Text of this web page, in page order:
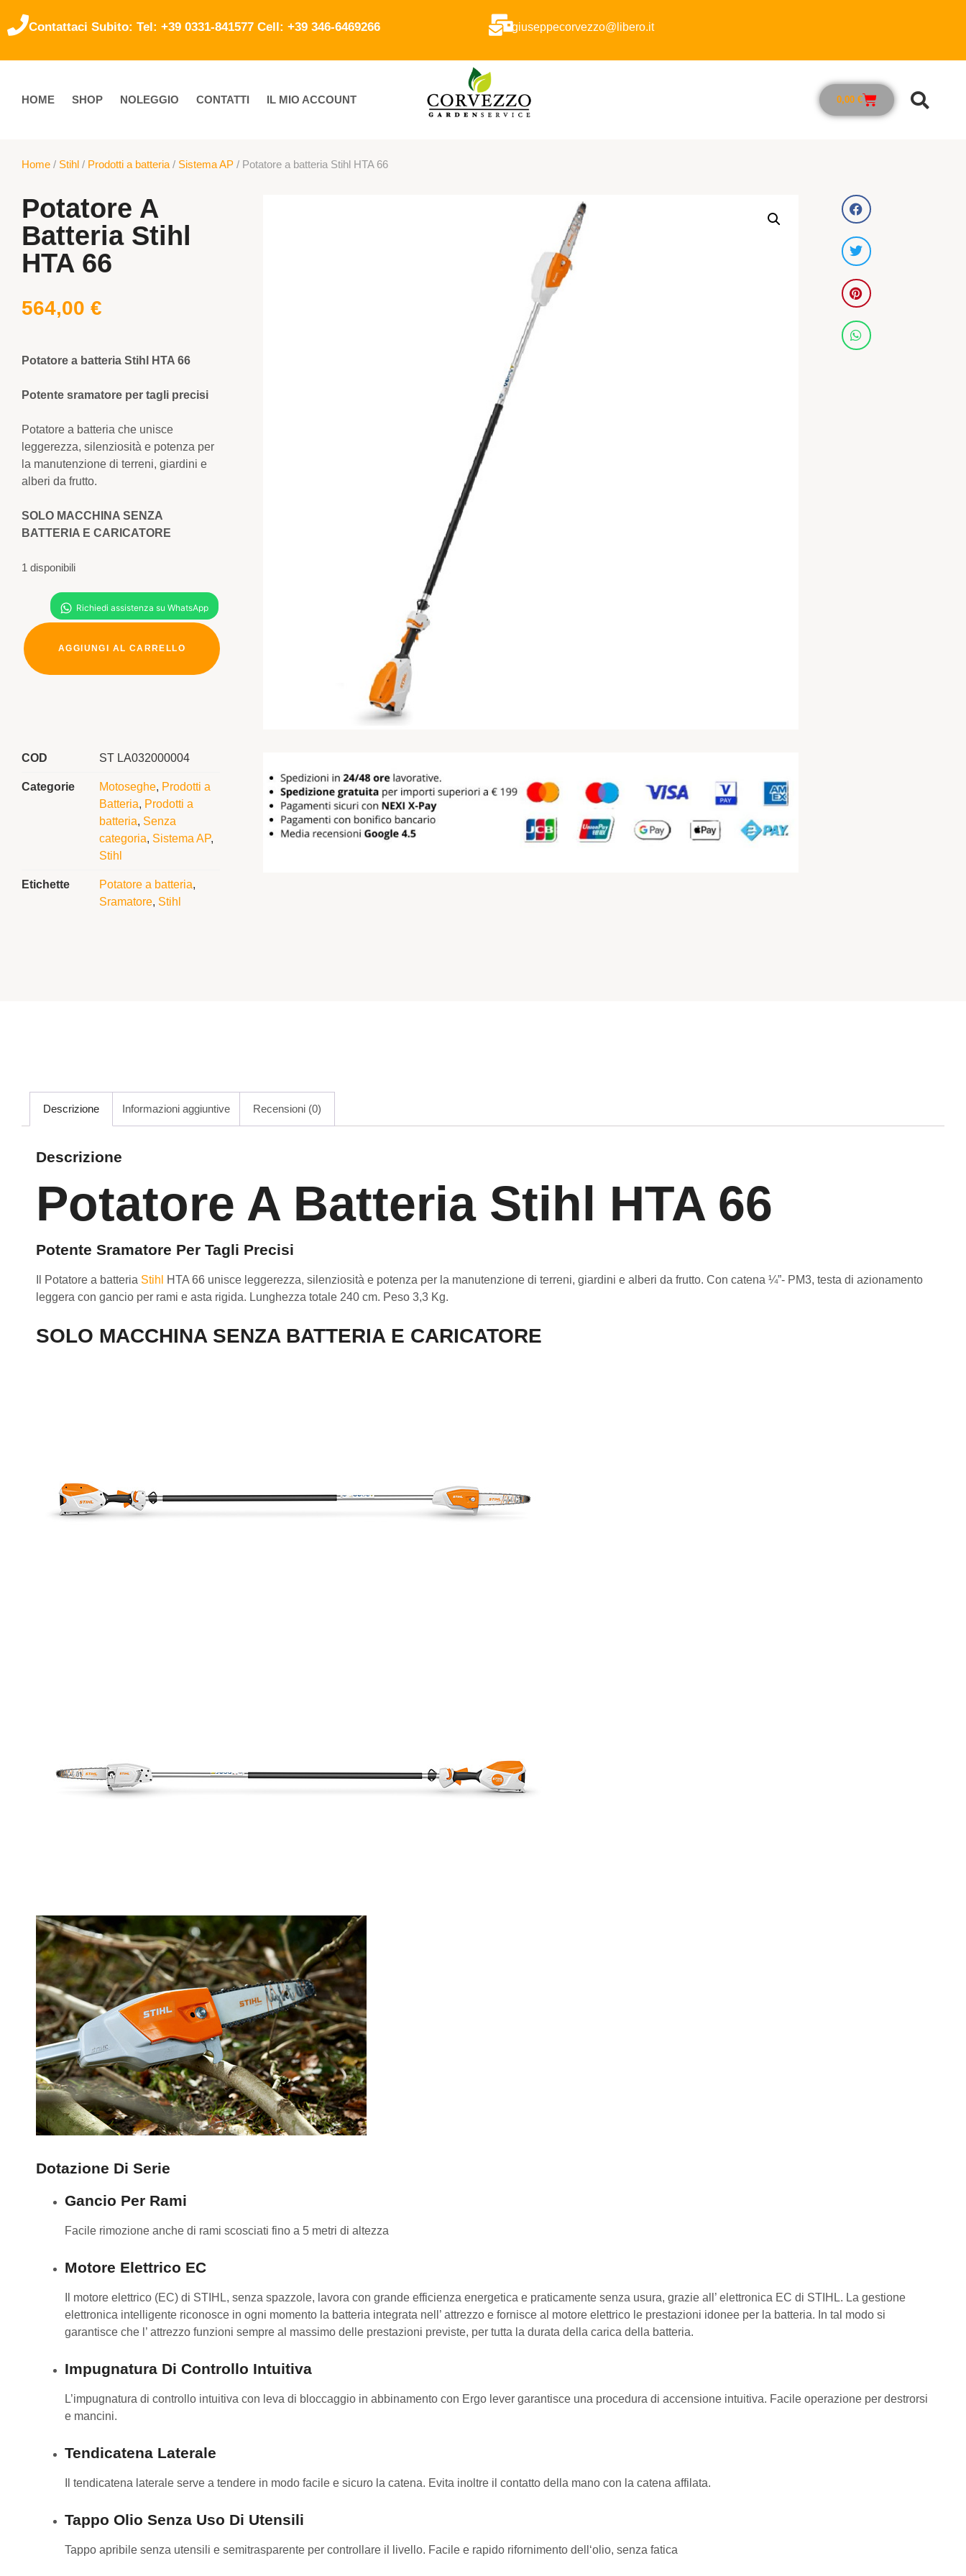
Contattaci Subito: Tel: +39 0331-841577 Cell: +39 346-6469266 giuseppecorvezzo@libero.it
HOME SHOP NOLEGGIO CONTATTI IL MIO ACCOUNT 0,00 €
Home / Stihl / Prodotti a batteria / Sistema AP / Potatore a batteria Stihl HTA 66
Potatore A
Batteria Stihl
HTA 66
564,00 €
Potatore a batteria Stihl HTA 66
Potente sramatore per tagli precisi
Potatore a batteria che unisce
leggerezza, silenziosità e potenza per
la manutenzione di terreni, giardini e
alberi da frutto.
SOLO MACCHINA SENZA
BATTERIA E CARICATORE
1 disponibili
AGGIUNGI AL CARRELLO
COD ST LA032000004
Categorie Motoseghe, Prodotti a
Batteria, Prodotti a
batteria, Senza
categoria, Sistema AP,
Stihl
Etichette Potatore a batteria,
Sramatore, Stihl
Descrizione Informazioni aggiuntive Recensioni (0)
Descrizione
Potatore A Batteria Stihl HTA 66
Potente Sramatore Per Tagli Precisi
Il Potatore a batteria Stihl
HTA 66 unisce leggerezza, silenziosità e potenza per la manutenzione di terreni, giardini e alberi da frutto. Con catena ¼”- PM3, testa di azionamento
leggera con gancio per rami e asta rigida. Lunghezza totale 240 cm. Peso 3,3 Kg.
SOLO MACCHINA SENZA BATTERIA E CARICATORE
Dotazione Di Serie
Gancio Per Rami
Facile rimozione anche di rami scosciati fino a 5 metri di altezza
Motore Elettrico EC
Il motore elettrico (EC) di STIHL, senza spazzole, lavora con grande efficienza energetica e praticamente senza usura, grazie all’ elettronica EC di STIHL. La gestione
elettronica intelligente riconosce in ogni momento la batteria integrata nell’ attrezzo e fornisce al motore elettrico le prestazioni idonee per la batteria. In tal modo si
garantisce che l’ attrezzo funzioni sempre al massimo delle prestazioni previste, per tutta la durata della carica della batteria.
Impugnatura Di Controllo Intuitiva
L’impugnatura di controllo intuitiva con leva di bloccaggio in abbinamento con Ergo lever garantisce una procedura di accensione intuitiva. Facile operazione per destrorsi
e mancini.
Tendicatena Laterale
Il tendicatena laterale serve a tendere in modo facile e sicuro la catena. Evita inoltre il contatto della mano con la catena affilata.
Tappo Olio Senza Uso Di Utensili
Tappo apribile senza utensili e semitrasparente per controllare il livello. Facile e rapido rifornimento dell‘olio, senza fatica